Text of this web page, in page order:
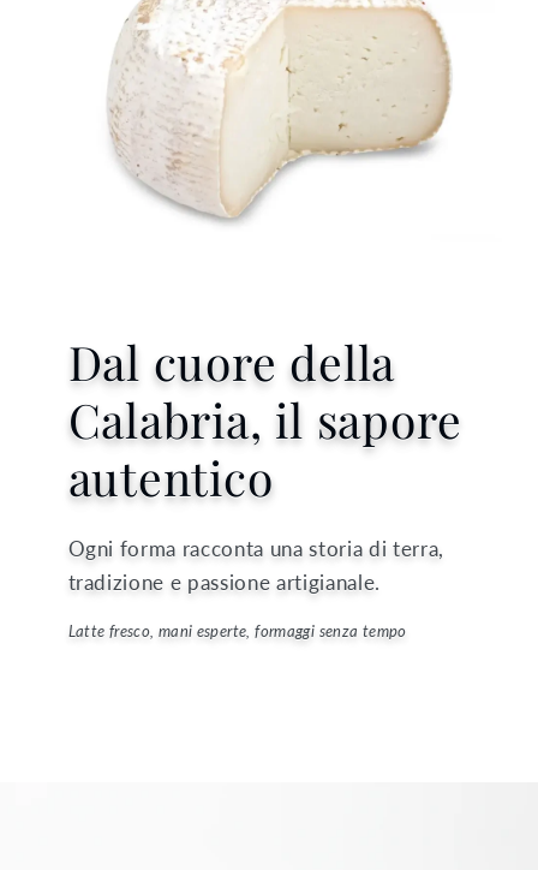
Dal cuore della
Calabria, il sapore
autentico
Ogni forma racconta una storia di terra,
tradizione e passione artigianale.
La tradizione casearia calabrese, portata sulla tua tavola